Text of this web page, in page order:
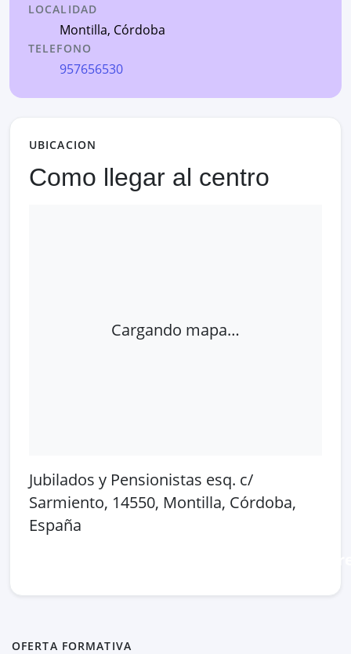
LOCALIDAD
Montilla, Córdoba
TELEFONO
957656530
UBICACION
Como llegar al centro
Cargando mapa…
Jubilados y Pensionistas esq. c/
Sarmiento, 14550, Montilla, Córdoba,
España
OFERTA FORMATIVA